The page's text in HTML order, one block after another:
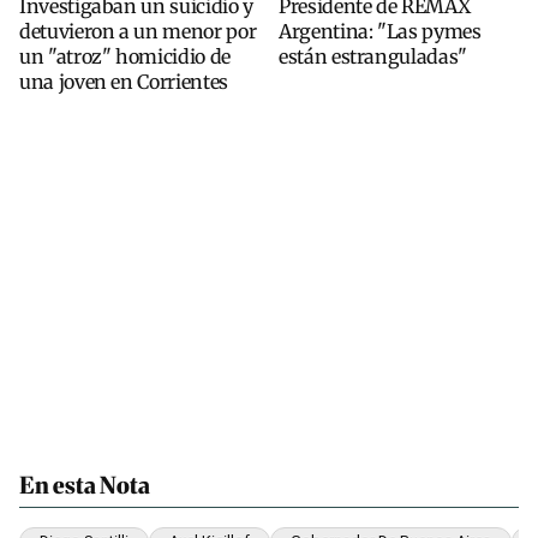
Investigaban un suicidio y
detuvieron a un menor por
un "atroz" homicidio de
una joven en Corrientes
Presidente de REMAX
Argentina: "Las pymes
están estranguladas"
En esta Nota